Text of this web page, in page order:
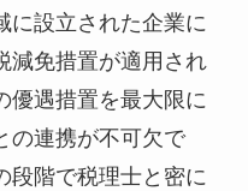
に設立された企業に
減免措置が適用され
優遇措置を最大限に
の連携が不可欠で
段階で税理士と密に